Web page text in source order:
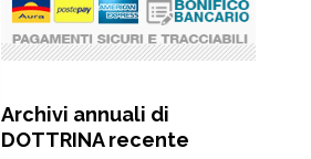
Archivi annuali di
DOTTRINA recente